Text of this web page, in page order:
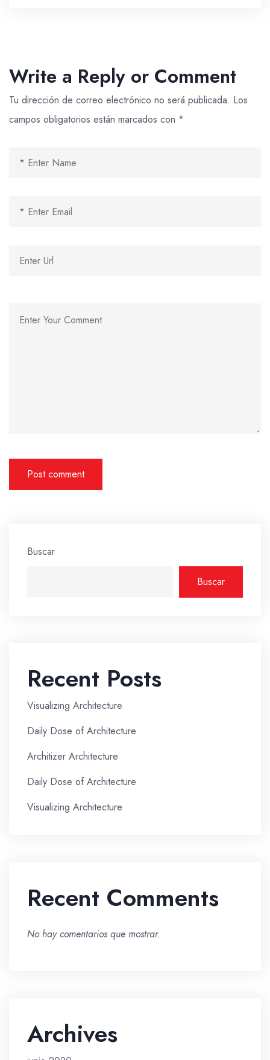
Write a Reply or Comment
Tu dirección de correo electrónico no será publicada. Los
campos obligatorios están marcados con *
Buscar
Buscar
Recent Posts
Visualizing Architecture
Daily Dose of Architecture
Architizer Architecture
Daily Dose of Architecture
Visualizing Architecture
Recent Comments
No hay comentarios que mostrar.
Archives